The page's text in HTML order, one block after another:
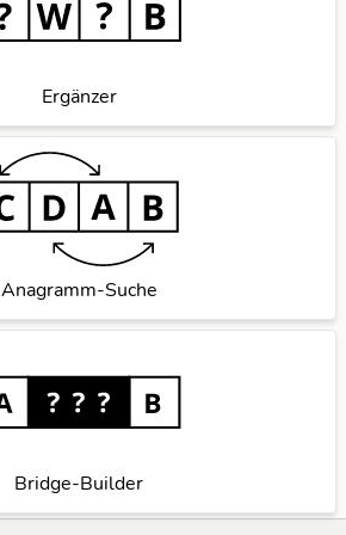
Ergänzer
Anagramm-Suche
Bridge-Builder